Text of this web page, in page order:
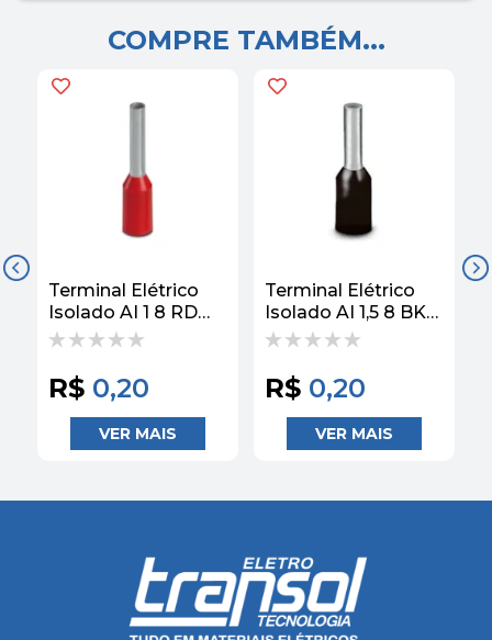
COMPRE TAMBÉM...
Terminal Elétrico
Isolado AI 1 8 RD
3200030 - Phoenix
R$ 0,20
Terminal Elétrico
Isolado AI 1,5 8 BK
3200043 - Phoenix
R$ 0,20